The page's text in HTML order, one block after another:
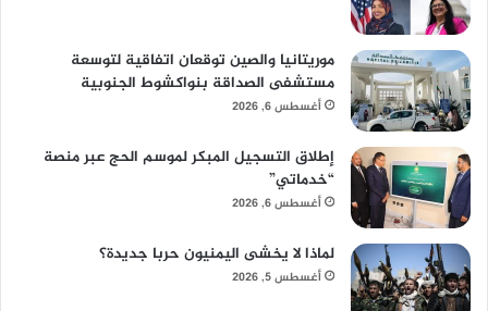
موريتانيا والصين توقعان اتفاقية لتوسعة
مستشفى الصداقة بنواكشوط الجنوبية
أغسطس 6, 2026
إطلاق التسجيل المبكر لموسم الحج عبر منصة
“خدماتي”
أغسطس 6, 2026
لماذا لا يخشى اليمنيون حربا جديدة؟
أغسطس 5, 2026